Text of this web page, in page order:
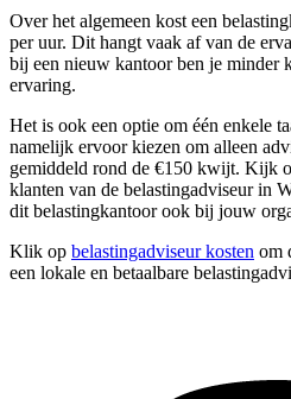
Over het algemeen kost een
per uur. Dit hangt vaak af van de
bij een nieuw kantoor ben je minder
ervaring.
Het is ook een optie om één enkele
namelijk ervoor kiezen om alleen
gemiddeld rond de €150 kwijt. Kijk
klanten van de belastingadviseur in
dit belastingkantoor ook bij jouw
Klik op belastingadviseur kosten om
een lokale en betaalbare